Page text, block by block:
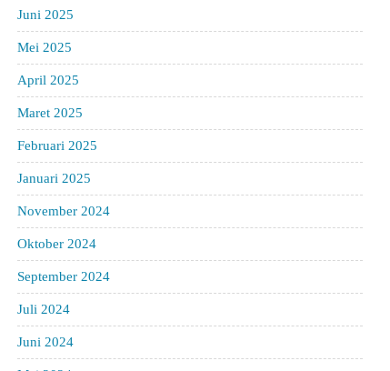
Juni 2025
Mei 2025
April 2025
Maret 2025
Februari 2025
Januari 2025
November 2024
Oktober 2024
September 2024
Juli 2024
Juni 2024